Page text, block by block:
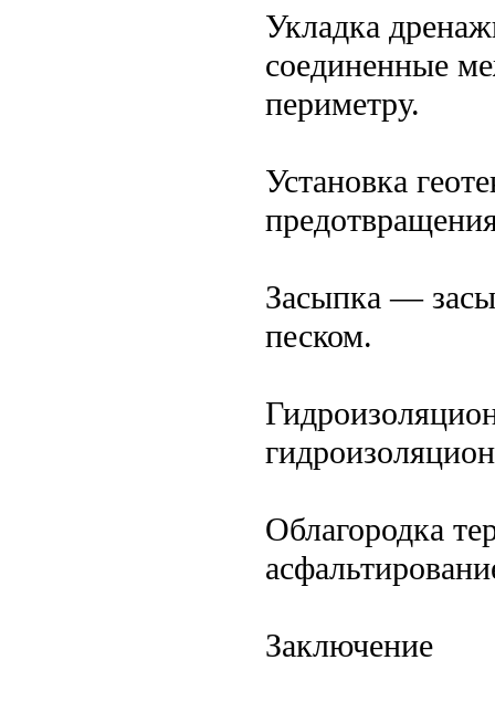
Укладка
соединенные
периметру.
Установка
Засыпка —
песком.
Облагородка
Заключение